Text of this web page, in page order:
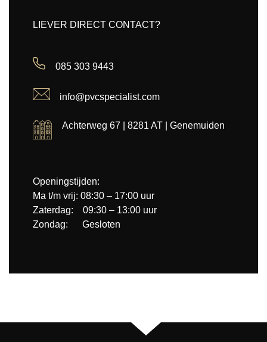
LIEVER DIRECT CONTACT?
085 303 9443
info@pvcspecialist.com
Achterweg 67 | 8281 AT | Genemuiden
Openingstijden:
Ma t/m vrij: 08:30 – 17:00 uur
Zaterdag: 09:30 – 13:00 uur
Zondag: Gesloten